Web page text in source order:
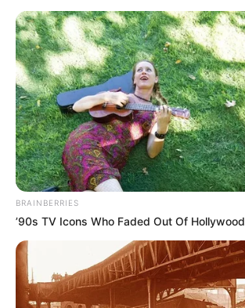
BRAINBERRIES
’90s TV Icons Who Faded Out Of Hollywood